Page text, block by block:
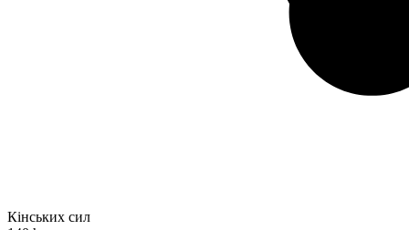
Кінських сил